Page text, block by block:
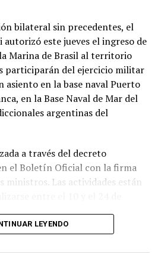
bilateral sin precedentes, el
este jueves el ingreso de
Marina de Brasil al territorio
participarán del ejercicio militar
asiento en la base naval Puerto
en la Base Naval de Mar del
argentinas del
a través del decreto
el Boletín Oficial con la firma
ministros. Las actividades están
el adiestramiento y la
LEYENDO